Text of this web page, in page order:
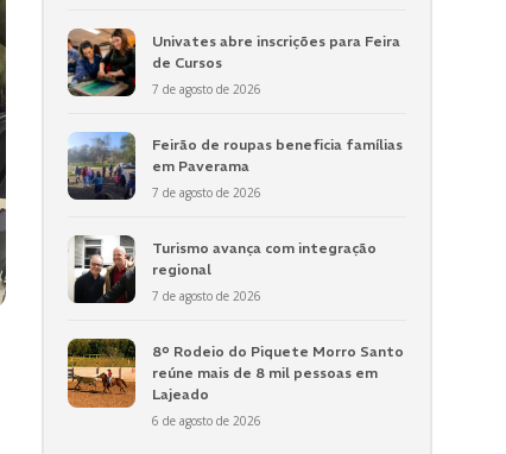
Univates abre inscrições para Feira
de Cursos
7 de agosto de 2026
Feirão de roupas beneficia famílias
em Paverama
7 de agosto de 2026
Turismo avança com integração
regional
7 de agosto de 2026
8º Rodeio do Piquete Morro Santo
reúne mais de 8 mil pessoas em
Lajeado
6 de agosto de 2026